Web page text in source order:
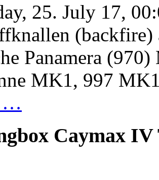
25. July 17,
Panamera
MK1, 997
…
Caymax IV